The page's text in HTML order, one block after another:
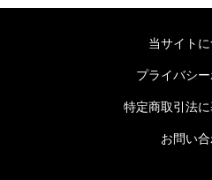
当サイト
プライバシ
特定商取引法
お問い